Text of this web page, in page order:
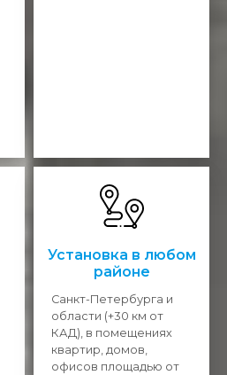
Установка в любом
районе
Санкт-Петербурга и
области (+30 км от
КАД), в помещениях
квартир, домов,
офисов площадью от